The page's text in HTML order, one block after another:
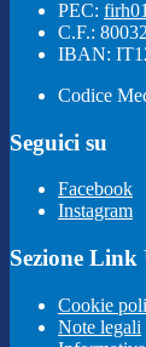
PEC:
C.F.:
IBAN:
Codice
Seguici su
Facebook
Instagram
Sezione Link
Cookie
Note legali